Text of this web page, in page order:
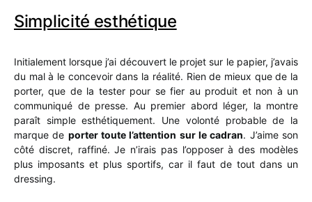
Simplicité esthétique
Initialement lorsque j’ai découvert le projet sur le papier, j’avais
du mal à le concevoir dans la réalité. Rien de mieux que de la
porter, que de la tester pour se fier au produit et non à un
communiqué de presse. Au premier abord léger, la montre
paraît simple esthétiquement. Une volonté probable de la
marque de porter toute l’attention sur le cadran. J’aime son
côté discret, raffiné. Je n’irais pas l’opposer à des modèles
plus imposants et plus sportifs, car il faut de tout dans un
dressing.